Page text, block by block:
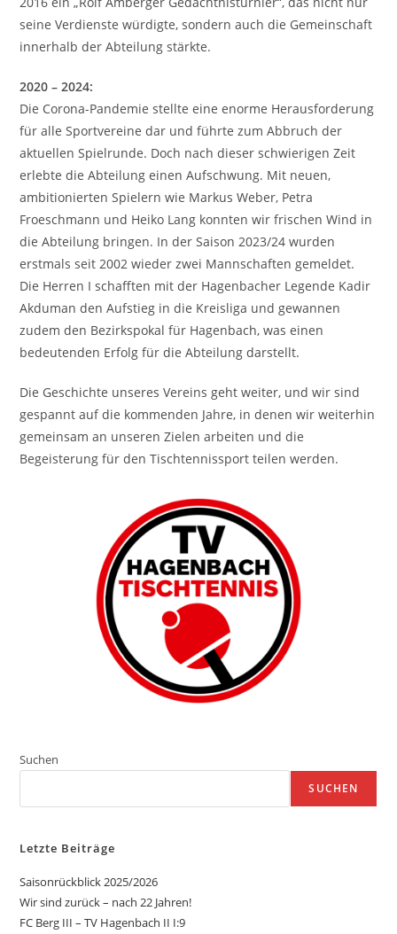
seine Verdienste würdigte, sondern auch die Gemeinschaft
innerhalb der Abteilung stärkte.
2020 – 2024:
Die Corona-Pandemie stellte eine enorme Herausforderung
für alle Sportvereine dar und führte zum Abbruch der
aktuellen Spielrunde. Doch nach dieser schwierigen Zeit
erlebte die Abteilung einen Aufschwung. Mit neuen,
ambitionierten Spielern wie Markus Weber, Petra
Froeschmann und Heiko Lang konnten wir frischen Wind in
die Abteilung bringen. In der Saison 2023/24 wurden
erstmals seit 2002 wieder zwei Mannschaften gemeldet.
Die Herren I schafften mit der Hagenbacher Legende Kadir
Akduman den Aufstieg in die Kreisliga und gewannen
zudem den Bezirkspokal für Hagenbach, was einen
bedeutenden Erfolg für die Abteilung darstellt.
Die Geschichte unseres Vereins geht weiter, und wir sind
gespannt auf die kommenden Jahre, in denen wir weiterhin
gemeinsam an unseren Zielen arbeiten und die
Begeisterung für den Tischtennissport teilen werden.
Suchen
SUCHEN
Letzte Beiträge
Saisonrückblick 2025/2026
Wir sind zurück – nach 22 Jahren!
FC Berg III – TV Hagenbach II I:9